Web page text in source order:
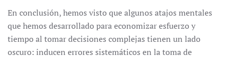
En conclusión, hemos visto que algunos atajos mentales
que hemos desarrollado para economizar esfuerzo y
tiempo al tomar decisiones complejas tienen un lado
oscuro: inducen errores sistemáticos en la toma de